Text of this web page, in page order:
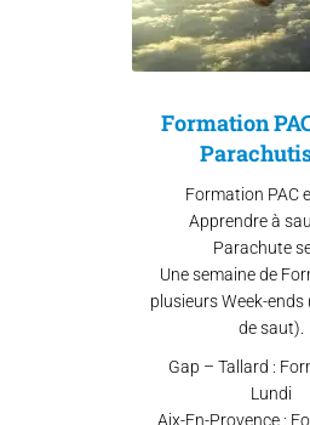
Formation
Formation PAC
Apprendre à
Parachute
Une semaine de
plusieurs Week-ends
de saut).
Gap – Tallard :
Lundi
Aix-En-Provence :